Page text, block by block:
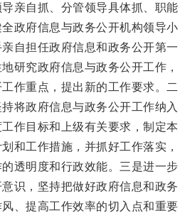
亲自抓、分管领导具体抓、职能
政府信息与政务公开机构领导小
自担任政府信息和政务公开第一
研究政府信息与政务公开工作，
作重点，提出新的工作要求。二
将政府信息与政务公开工作纳入
作目标和上级有关要求，制定本
和工作措施，并抓好工作落实，
透明度和行政效能。三是进一步
识，坚持把做好政府信息和政务
、提高工作效率的切入点和重要